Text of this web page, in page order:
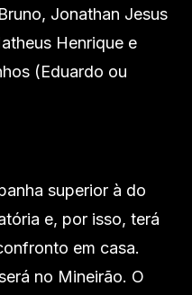
Jonathan Jesus
Henrique e
(Eduardo ou
superior à do
e, por isso, terá
em casa.
no Mineirão. O